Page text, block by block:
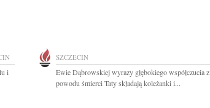
i
SZCZECIN
Ewie Dąbrowskiej wyrazy głębokiego współczucia z
powodu śmierci Taty składają koleżanki i...